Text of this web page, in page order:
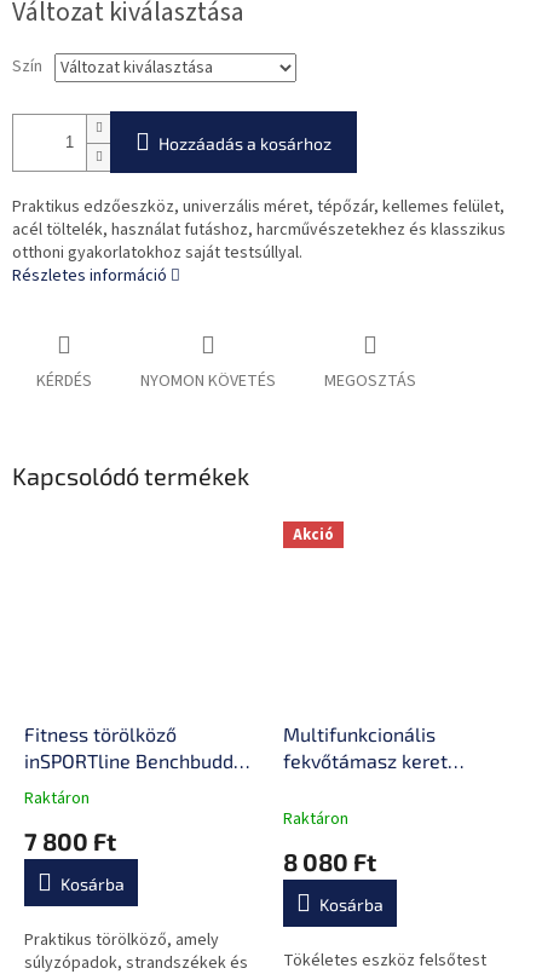
Változat kiválasztása
Szín
Hozzáadás a kosárhoz
Praktikus edzőeszköz, univerzális méret, tépőzár, kellemes felület,
acél töltelék, használat futáshoz, harcművészetekhez és klasszikus
otthoni gyakorlatokhoz saját testsúllyal.
Részletes információ
KÉRDÉS NYOMON KÖVETÉS MEGOSZTÁS
Kapcsolódó termékek
Fitness törölköző
inSPORTline Benchbuddy
120x50 cm, táska,
felerősíthető
padra/székre
A
átlagos
értékelése
0,0
csillag.
Raktáron
7 800 Ft
Kosárba
Praktikus törölköző, amely
súlyzópadok, strandszékek és
Akció
Multifunkcionális
fekvőtámasz keret
Pushap Evo
Raktáron
8 080 Ft
Kosárba
Tökéletes eszköz felsőtest